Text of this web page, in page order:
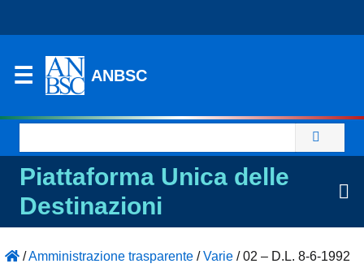
ANBSC
per:
Piattaforma Unica delle
Destinazioni
/Amministrazione trasparente /Varie /02 – D.L. 8-6-1992